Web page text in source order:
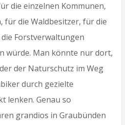
die einzelnen Kommunen,
für die Waldbesitzer, für die
Forstverwaltungen
würde. Man könnte nur dort,
der Naturschutz im Weg
durch gezielte
lenken. Genau so
grandios in Graubünden